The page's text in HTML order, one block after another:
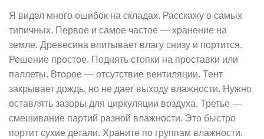
Я видел много ошибок на складах. Расскажу о самых
типичных. Первое и самое частое — хранение на
земле. Древесина впитывает влагу снизу и портится.
Решение простое. Поднять стопки на проставки или
паллеты. Второе — отсутствие вентиляции. Тент
закрывает дождь, но не дает выходу влажности. Нужно
оставлять зазоры для циркуляции воздуха. Третье —
смешивание партий разной влажности. Это быстро
портит сухие детали. Храните по группам влажности.